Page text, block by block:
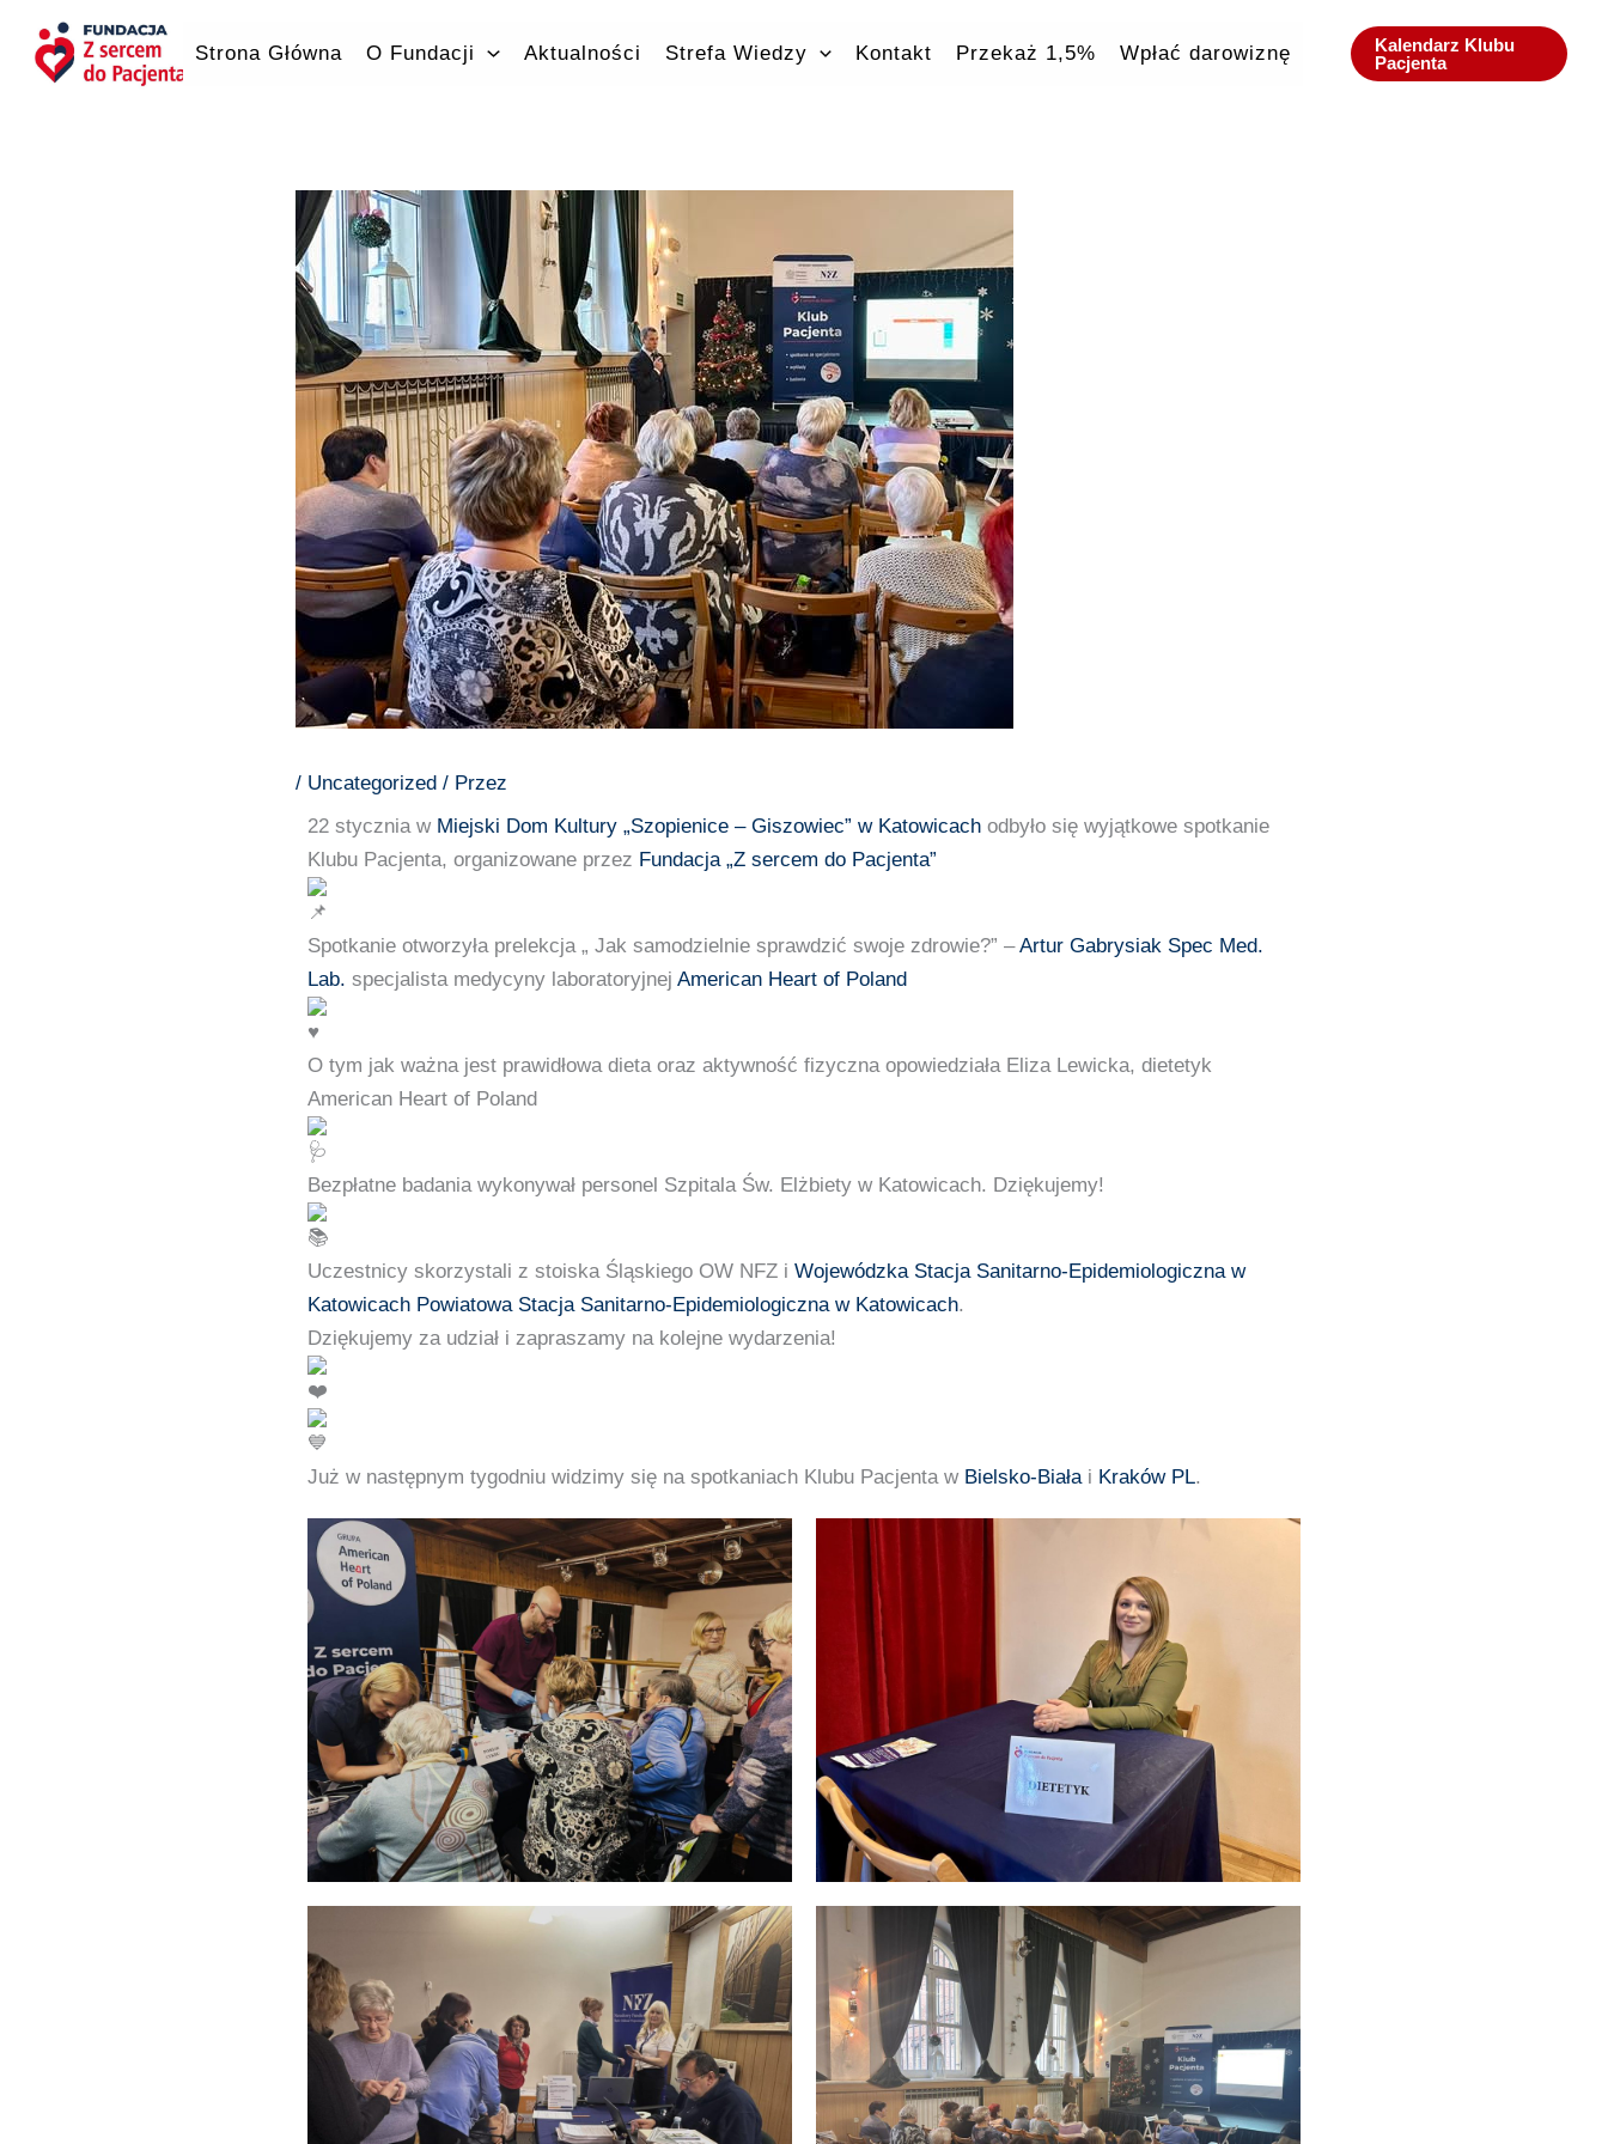
treści
Strona Główna O Fundacji Aktualności Strefa Wiedzy Kontakt Przekaż 1,5% Wpłać darowiznę
Kalendarz Klubu
Pacjenta
/ Uncategorized / Przez
22 stycznia w Miejski Dom Kultury „Szopienice – Giszowiec” w Katowicach odbyło się wyjątkowe spotkanie
Klubu Pacjenta, organizowane przez Fundacja „Z sercem do Pacjenta”
Spotkanie otworzyła prelekcja „ Jak samodzielnie sprawdzić swoje zdrowie?” –Artur Gabrysiak Spec Med.
Lab. specjalista medycyny laboratoryjnej American Heart of Poland
O tym jak ważna jest prawidłowa dieta oraz aktywność fizyczna opowiedziała Eliza Lewicka, dietetyk
American Heart of Poland
Bezpłatne badania wykonywał personel Szpitala Św. Elżbiety w Katowicach. Dziękujemy!
Uczestnicy skorzystali z stoiska Śląskiego OW NFZ i Wojewódzka Stacja Sanitarno-Epidemiologiczna w
Katowicach Powiatowa Stacja Sanitarno-Epidemiologiczna w Katowicach.
Dziękujemy za udział i zapraszamy na kolejne wydarzenia!
Już w następnym tygodniu widzimy się na spotkaniach Klubu Pacjenta w Bielsko-Biała i Kraków PL.